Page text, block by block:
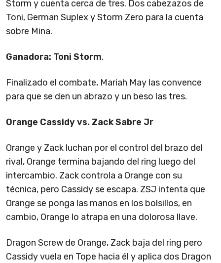
Storm y cuenta cerca de tres. Dos cabezazos de
Toni, German Suplex y Storm Zero para la cuenta
sobre Mina.
Ganadora: Toni Storm.
Finalizado el combate, Mariah May las convence
para que se den un abrazo y un beso las tres.
Orange Cassidy vs. Zack Sabre Jr
Orange y Zack luchan por el control del brazo del
rival, Orange termina bajando del ring luego del
intercambio. Zack controla a Orange con su
técnica, pero Cassidy se escapa. ZSJ intenta que
Orange se ponga las manos en los bolsillos, en
cambio, Orange lo atrapa en una dolorosa llave.
Dragon Screw de Orange, Zack baja del ring pero
Cassidy vuela en Tope hacia él y aplica dos Dragon